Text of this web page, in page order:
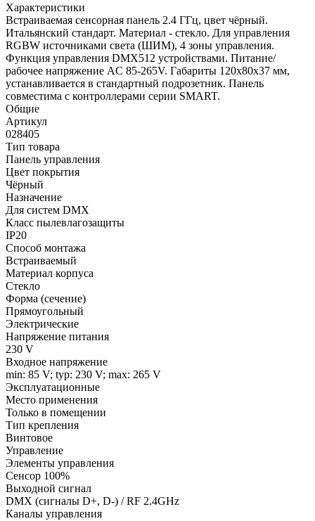
Характеристики
Встраиваемая сенсорная панель 2.4 ГГц, цвет чёрный.
Итальянский стандарт. Материал - стекло. Для управления
RGBW источниками света (ШИМ), 4 зоны управления.
Функция управления DMX512 устройствами. Питание/
рабочее напряжение AC 85-265V. Габариты 120х80х37 мм,
устанавливается в стандартный подрозетник. Панель
совместима с контроллерами серии SMART.
Общие
Артикул
028405
Тип товара
Панель управления
Цвет покрытия
Чёрный
Назначение
Для систем DMX
Класс пылевлагозащиты
IP20
Способ монтажа
Встраиваемый
Материал корпуса
Стекло
Форма (сечение)
Прямоугольный
Электрические
Напряжение питания
230 V
Входное напряжение
min: 85 V; typ: 230 V; max: 265 V
Эксплуатационные
Место применения
Только в помещении
Тип крепления
Винтовое
Управление
Элементы управления
Сенсор 100%
Выходной сигнал
DMX (сигналы D+, D-) / RF 2.4GHz
Каналы управления